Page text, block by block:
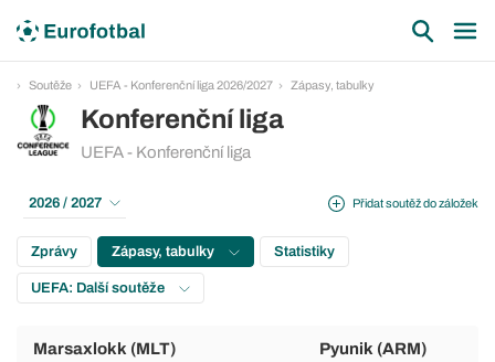
Soutěže UEFA - Konferenční liga 2026/2027 Zápasy, tabulky
Konferenční liga
UEFA - Konferenční liga
Přidat soutěž do záložek
2026 / 2027
Zprávy Zápasy, tabulky Statistiky
UEFA: Další soutěže
Marsaxlokk (MLT) Pyunik (ARM)